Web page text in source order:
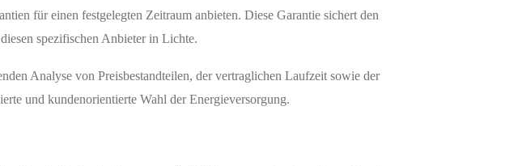
für einen festgelegten Zeitraum anbieten. Diese Garantie sichert den
spezifischen Anbieter in Lichte.
Analyse von Preisbestandteilen, der vertraglichen Laufzeit sowie der
und kundenorientierte Wahl der Energieversorgung.